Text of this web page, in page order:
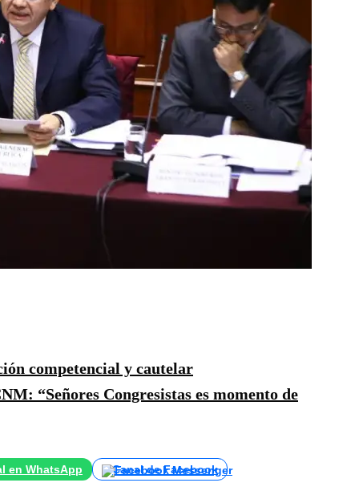
competencial y cautelar
“Señores Congresistas es momento de
en WhatsApp Canal de Facebook